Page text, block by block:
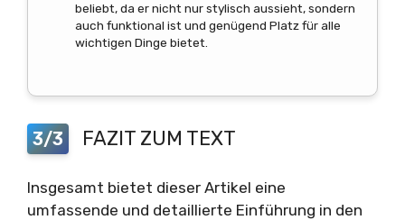
beliebt, da er nicht nur stylisch aussieht, sondern
auch funktional ist und genügend Platz für alle
wichtigen Dinge bietet.
3/3 FAZIT ZUM TEXT
Insgesamt bietet dieser Artikel eine
umfassende und detaillierte Einführung in den